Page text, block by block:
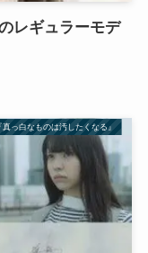
レギュラーモデ
真っ白なものは汚したくなる』